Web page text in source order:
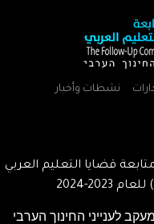
نشطات وأخبار
قضايا التعليم العربي
للعام
לענייני החינוך הערבי